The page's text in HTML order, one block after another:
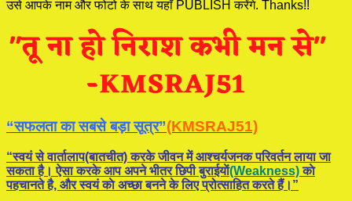
उसे आपके नाम और फोटो के साथ यहाँ PUBLISH करेंगे. Thanks!!
“सफलता का सबसे बड़ा सूत्र”(KMSRAJ51)
“स्वयं से वार्तालाप(बातचीत) करके जीवन में आश्चर्यजनक परिवर्तन लाया जा
सकता है। ऐसा करके आप अपने भीतर छिपी बुराईयाें(Weakness)काे
पहचानते है, और स्वयं काे अच्छा बनने के लिए प्रोत्साहित करते हैं।”